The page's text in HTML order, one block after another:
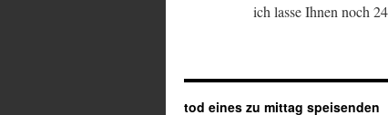
ich lasse Ihnen noch
tod eines zu mittag speisenden